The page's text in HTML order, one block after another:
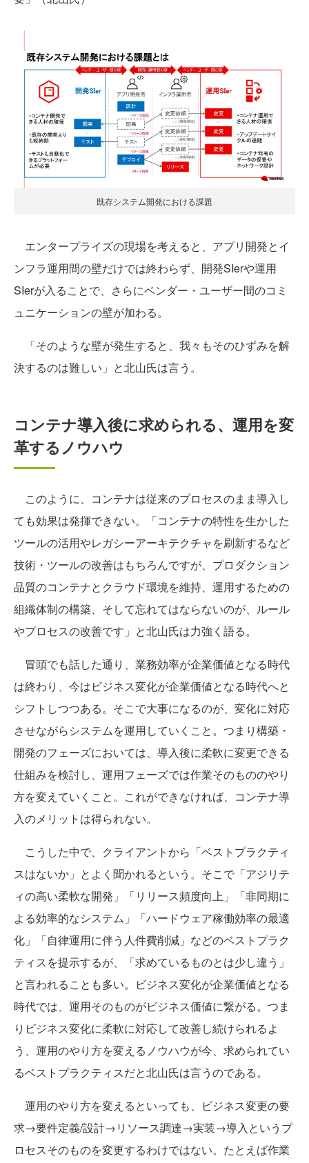
既存システム開発における課題
エンタープライズの現場を考えると、アプリ開発とイ
ンフラ運用間の壁だけでは終わらず、開発SIerや運用
SIerが入ることで、さらにベンダー・ユーザー間のコミ
ュニケーションの壁が加わる。
「そのような壁が発生すると、我々もそのひずみを解
決するのは難しい」と北山氏は言う。
コンテナ導入後に求められる、運用を変
革するノウハウ
このように、コンテナは従来のプロセスのまま導入し
ても効果は発揮できない。「コンテナの特性を生かした
ツールの活用やレガシーアーキテクチャを刷新するなど
技術・ツールの改善はもちろんですが、プロダクション
品質のコンテナとクラウド環境を維持、運用するための
組織体制の構築、そして忘れてはならないのが、ルール
やプロセスの改善です」と北山氏は力強く語る。
冒頭でも話した通り、業務効率が企業価値となる時代
は終わり、今はビジネス変化が企業価値となる時代へと
シフトしつつある。そこで大事になるのが、変化に対応
させながらシステムを運用していくこと。つまり構築・
開発のフェーズにおいては、導入後に柔軟に変更できる
仕組みを検討し、運用フェーズでは作業そのもののやり
方を変えていくこと。これができなければ、コンテナ導
入のメリットは得られない。
こうした中で、クライアントから「ベストプラクティ
スはないか」とよく聞かれるという。そこで「アジリテ
ィの高い柔軟な開発」「リリース頻度向上」「非同期に
よる効率的なシステム」「ハードウェア稼働効率の最適
化」「自律運用に伴う人件費削減」などのベストプラク
ティスを提示するが、「求めているものとは少し違う」
と言われることも多い。ビジネス変化が企業価値となる
時代では、運用そのものがビジネス価値に繋がる。つま
りビジネス変化に柔軟に対応して改善し続けられるよ
う、運用のやり方を変えるノウハウが今、求められてい
るベストプラクティスだと北山氏は言うのである。
運用のやり方を変えるといっても、ビジネス変更の要
求→要件定義/設計→リソース調達→実装→導入というプ
ロセスそのものを変更するわけではない。たとえば作業